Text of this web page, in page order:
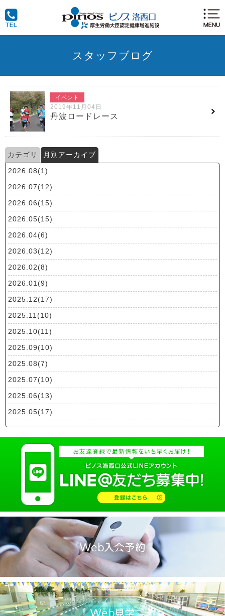
スタッフブログ
イベント
2019年11月04日
丹波ロードレース
カテゴリ
月別アーカイブ
2026.08(1)
2026.07(12)
2026.06(15)
2026.05(15)
2026.04(6)
2026.03(12)
2026.02(8)
2026.01(9)
2025.12(17)
2025.11(10)
2025.10(11)
2025.09(10)
2025.08(7)
2025.07(10)
2025.06(13)
2025.05(17)
2025.04(19)
2025.03(10)
2025.01(14)
2024.12(14)
2024.10(18)
2024.09(15)
2024.08(21)
2024.07(20)
2024.06(29)
2024.05(22)